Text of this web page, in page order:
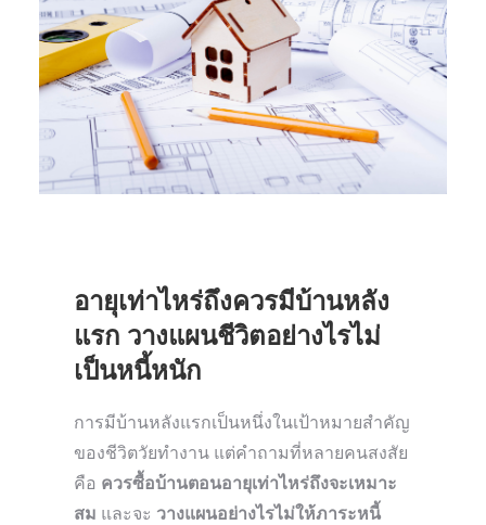
อายุเท่าไหร่ถึงควรมีบ้านหลัง
แรก วางแผนชีวิตอย่างไรไม่
เป็นหนี้หนัก
การมีบ้านหลังแรกเป็นหนึ่งในเป้าหมายสำคัญ
ของชีวิตวัยทำงาน แต่คำถามที่หลายคนสงสัย
คือ ควรซื้อบ้านตอนอายุเท่าไหร่ถึงจะเหมาะ
สม และจะ วางแผนอย่างไรไม่ให้ภาระหนี้